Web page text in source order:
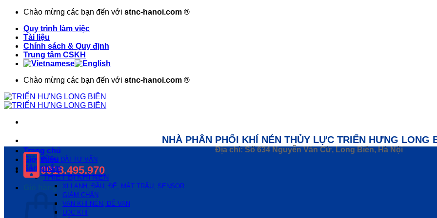
dung
Chào mừng các bạn đến với stnc-hanoi.com ®
Quy trình làm việc
Tài liệu
Chính sách & Quy định
Trung tâm CSKH
Chào mừng các bạn đến với stnc-hanoi.com ®
NHÀ PHÂN PHỐI KHÍ NÉN THỦY LỰC TRIỂN HƯNG LONG
Địa chỉ: Số 634 Nguyễn Văn Cừ, Long Biên, Hà Nội
TỔNG ĐÀI TƯ VẤN
0918.495.970
Giỏ hàng
Trang chủ
Giới thiệu
Sản phẩm
THIẾT BỊ KHÍ NÉN
XI LANH, ĐẦU, ĐẾ, MẮT TRÂU, SENSOR
GIẢM CHẤN
VAN KHÍ NÉN, ĐẾ VAN
LỌC KHÍ